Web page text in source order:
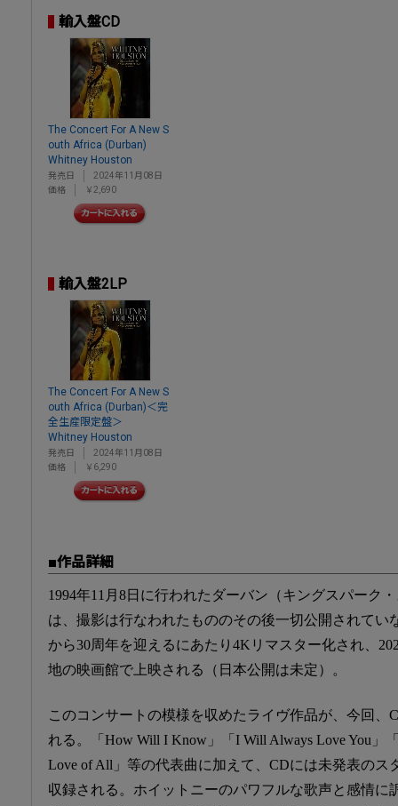
輸入盤CD
The Concert For A New S
outh Africa (Durban)
Whitney Houston
発売日
2024年11月08日
価格
￥2,690
輸入盤2LP
The Concert For A New S
outh Africa (Durban)＜完
全生産限定盤＞
Whitney Houston
発売日
2024年11月08日
価格
￥6,290
■作品詳細
1994年11月8日に行われたダーバン（キングスパーク
は、撮影は行なわれたもののその後一切公開されてい
から30周年を迎えるにあたり4Kリマスター化され、
地の映画館で上映される（日本公開は未定）。
このコンサートの模様を収めたライヴ作品が、今回、
れる。「How Will I Know」「I Will Always Love You」
Love of All」等の代表曲に加えて、CDには未発表のス
収録される。ホイットニーのパワフルな歌声と感情に